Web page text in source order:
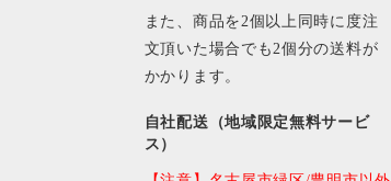
また、商品を2個以上同時に度注
文頂いた場合でも2個分の送料が
かかります。
自社配送（地域限定無料サービ
ス）